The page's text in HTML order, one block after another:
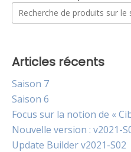
Articles récents
Saison 7
Saison 6
Focus sur la notion de «
Nouvelle version : v2021-
Update Builder v2021-S02